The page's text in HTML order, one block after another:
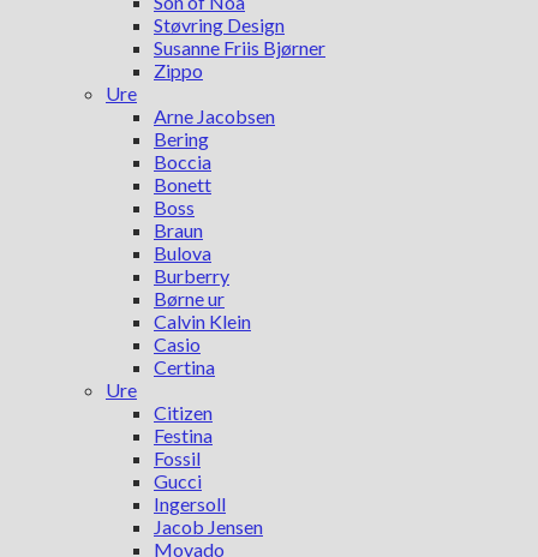
Støvring Design
Susanne Friis Bjørner
Zippo
Ure
Arne Jacobsen
Bering
Boccia
Bonett
Boss
Braun
Bulova
Burberry
Børne ur
Calvin Klein
Casio
Certina
Ure
Citizen
Festina
Fossil
Gucci
Ingersoll
Jacob Jensen
Movado